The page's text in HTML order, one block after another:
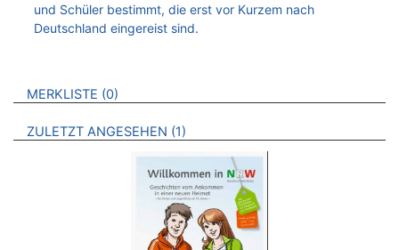
und Schüler bestimmt, die erst vor Kurzem nach
Deutschland eingereist sind.
VERWEISE AUF VERMERKTE- ODER ZULETZT ANGESEHENE
MERKLISTE 0 BROSCHÜREN
ZULETZT ANGESEHEN 1 BROSCHÜREN